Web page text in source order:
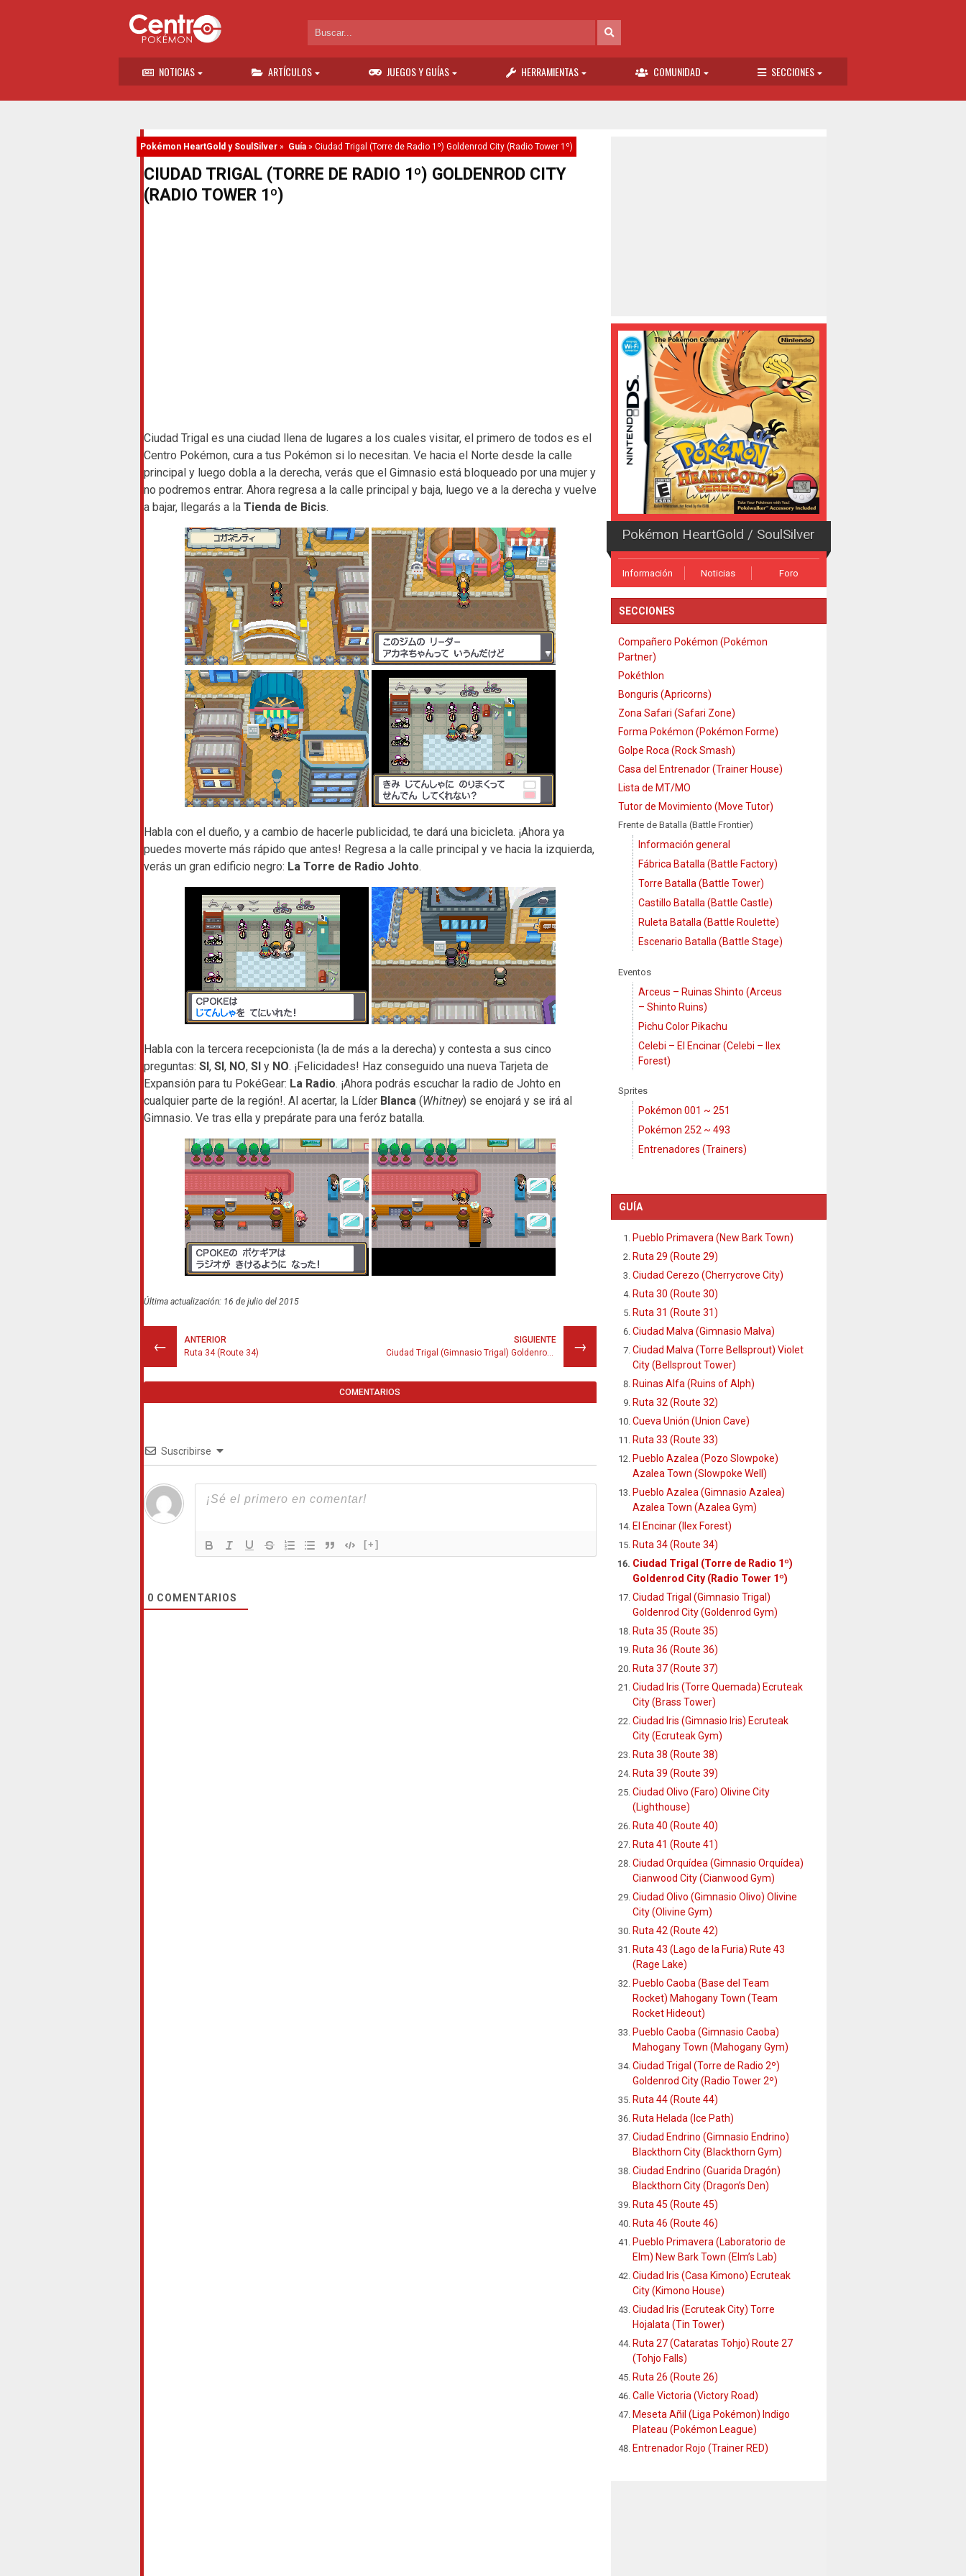
NOTICIAS ARTÍCULOS JUEGOS Y GUÍAS HERRAMIENTAS COMUNIDAD SECCIONES
Pokémon HeartGold y SoulSilver» Guía» Ciudad Trigal (Torre de Radio 1º) Goldenrod City (Radio Tower 1º)
CIUDAD TRIGAL (TORRE DE RADIO 1º) GOLDENROD CITY
(RADIO TOWER 1º)
Ciudad Trigal es una ciudad llena de lugares a los cuales visitar, el primero de todos es el
Centro Pokémon, cura a tus Pokémon si lo necesitan. Ve hacia el Norte desde la calle
principal y luego dobla a la derecha, verás que el Gimnasio está bloqueado por una mujer y
no podremos entrar. Ahora regresa a la calle principal y baja, luego ve a la derecha y vuelve
a bajar, llegarás a la Tienda de Bicis.
Habla con el dueño, y a cambio de hacerle publicidad, te dará una bicicleta. ¡Ahora ya
puedes moverte más rápido que antes! Regresa a la calle principal y ve hacia la izquierda,
verás un gran edificio negro: La Torre de Radio Johto.
Habla con la tercera recepcionista (la de más a la derecha) y contesta a sus cinco
preguntas: SI, SI, NO, SIy NO. ¡Felicidades! Haz conseguido una nueva Tarjeta de
Expansión para tu PokéGear: La Radio. ¡Ahora podrás escuchar la radio de Johto en
cualquier parte de la región!. Al acertar, la Líder Blanca(Whitney) se enojará y se irá al
Gimnasio. Ve tras ella y prepárate para una feróz batalla.
Última actualización: 16 de julio del 2015
←
ANTERIOR
Ruta 34 (Route 34)
→
SIGUIENTE
Ciudad Trigal (Gimnasio Trigal) Goldenrod City (Goldenrod Gym)
COMENTARIOS
Suscribirse
[+]
0 COMENTARIOS
Pokémon HeartGold / SoulSilver
Información Noticias Foro
SECCIONES
Compañero Pokémon (Pokémon
Partner)
Pokéthlon
Bonguris (Apricorns)
Zona Safari (Safari Zone)
Forma Pokémon (Pokémon Forme)
Golpe Roca (Rock Smash)
Casa del Entrenador (Trainer House)
Lista de MT/MO
Tutor de Movimiento (Move Tutor)
Frente de Batalla (Battle Frontier)
Información general
Fábrica Batalla (Battle Factory)
Torre Batalla (Battle Tower)
Castillo Batalla (Battle Castle)
Ruleta Batalla (Battle Roulette)
Escenario Batalla (Battle Stage)
Eventos
Arceus – Ruinas Shinto (Arceus
– Shinto Ruins)
Pichu Color Pikachu
Celebi – El Encinar (Celebi – Ilex
Forest)
Sprites
Pokémon 001 ~ 251
Pokémon 252 ~ 493
Entrenadores (Trainers)
GUÍA
Pueblo Primavera (New Bark Town)
Ruta 29 (Route 29)
Ciudad Cerezo (Cherrycrove City)
Ruta 30 (Route 30)
Ruta 31 (Route 31)
Ciudad Malva (Gimnasio Malva)
Ciudad Malva (Torre Bellsprout) Violet
City (Bellsprout Tower)
Ruinas Alfa (Ruins of Alph)
Ruta 32 (Route 32)
Cueva Unión (Union Cave)
Ruta 33 (Route 33)
Pueblo Azalea (Pozo Slowpoke)
Azalea Town (Slowpoke Well)
Pueblo Azalea (Gimnasio Azalea)
Azalea Town (Azalea Gym)
El Encinar (Ilex Forest)
Ruta 34 (Route 34)
Ciudad Trigal (Torre de Radio 1º)
Goldenrod City (Radio Tower 1º)
Ciudad Trigal (Gimnasio Trigal)
Goldenrod City (Goldenrod Gym)
Ruta 35 (Route 35)
Ruta 36 (Route 36)
Ruta 37 (Route 37)
Ciudad Iris (Torre Quemada) Ecruteak
City (Brass Tower)
Ciudad Iris (Gimnasio Iris) Ecruteak
City (Ecruteak Gym)
Ruta 38 (Route 38)
Ruta 39 (Route 39)
Ciudad Olivo (Faro) Olivine City
(Lighthouse)
Ruta 40 (Route 40)
Ruta 41 (Route 41)
Ciudad Orquídea (Gimnasio Orquídea)
Cianwood City (Cianwood Gym)
Ciudad Olivo (Gimnasio Olivo) Olivine
City (Olivine Gym)
Ruta 42 (Route 42)
Ruta 43 (Lago de la Furia) Rute 43
(Rage Lake)
Pueblo Caoba (Base del Team
Rocket) Mahogany Town (Team
Rocket Hideout)
Pueblo Caoba (Gimnasio Caoba)
Mahogany Town (Mahogany Gym)
Ciudad Trigal (Torre de Radio 2º)
Goldenrod City (Radio Tower 2º)
Ruta 44 (Route 44)
Ruta Helada (Ice Path)
Ciudad Endrino (Gimnasio Endrino)
Blackthorn City (Blackthorn Gym)
Ciudad Endrino (Guarida Dragón)
Blackthorn City (Dragon’s Den)
Ruta 45 (Route 45)
Ruta 46 (Route 46)
Pueblo Primavera (Laboratorio de
Elm) New Bark Town (Elm’s Lab)
Ciudad Iris (Casa Kimono) Ecruteak
City (Kimono House)
Ciudad Iris (Ecruteak City) Torre
Hojalata (Tin Tower)
Ruta 27 (Cataratas Tohjo) Route 27
(Tohjo Falls)
Ruta 26 (Route 26)
Calle Victoria (Victory Road)
Meseta Añil (Liga Pokémon) Indigo
Plateau (Pokémon League)
Entrenador Rojo (Trainer RED)